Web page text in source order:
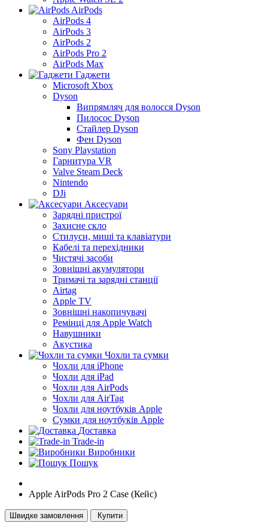
AirPods
AirPods 4
AirPods 3
AirPods 2
AirPods Pro 2
AirPods Max
Гаджети
Microsoft Xbox
Dyson
Випрямляч для волосся Dyson
Пилосос Dyson
Стайлер Dyson
Фен Dyson
Sony Playstation
Гарнитура VR
Valve Steam Deck
Nintendo
DJi
Аксесуари
Зарядні пристрої
Захисне скло
Стилуси, миші та клавіатури
Кабелі та перехідники
Чистячі засоби
Зовнішні акумулятори
Тримачі та зарядні станції
Airtag
Apple TV
Зовнішні накопичувачі
Ремінці для Apple Watch
Навушники
Акустика
Чохли та сумки
Чохли для iPhone
Чохли для iPad
Чохли для AirPods
Чохли для AirTag
Чохли для ноутбуків Apple
Сумки для ноутбуків Apple
Доставка
Trade-in
Виробники
Пошук
Apple AirPods Pro 2 Case (Кейс)
Швидке замовлення Купити